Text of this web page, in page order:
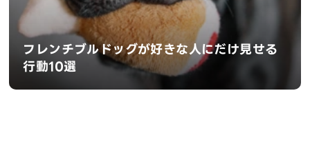
フレンチブルドッグが好きな人にだけ見せる
行動10選